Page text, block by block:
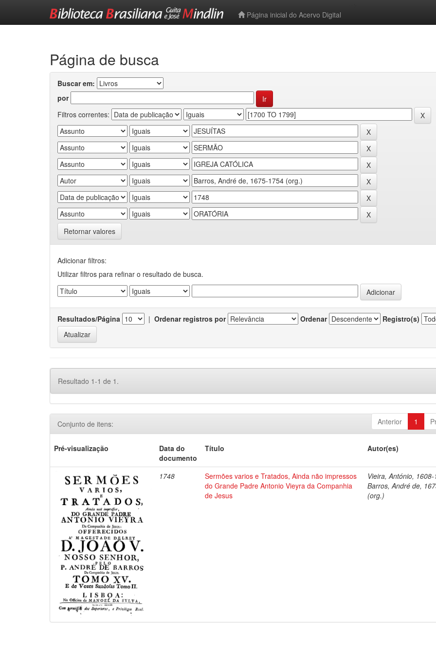
Página inicial do Acervo Digital
Página de busca
Buscar em:
por
Filtros correntes:
Retornar valores
Adicionar filtros:
Utilizar filtros para refinar o resultado de busca.
Resultados/Página | Ordenar registros por Ordenar Registro(s)
Resultado 1-1 de 1.
Anterior 1
Conjunto de itens:
Pré-visualização
Data do
documento
Título Autor(es)
1748
Sermões varios e Tratados, Ainda não impressos
do Grande Padre Antonio Vieyra da Companhia
de Jesus
Vieira, António,
Barros, André de,
(org.)